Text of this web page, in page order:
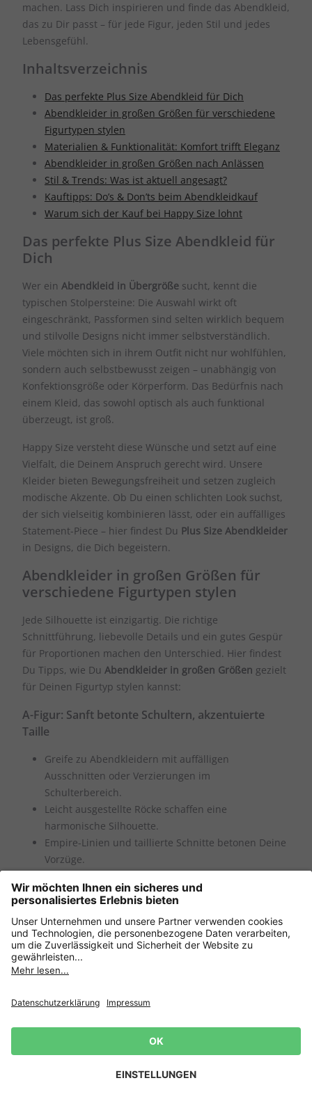
machen. Lass Dich inspirieren und finde das Abendkleid,
das zu Dir passt – für jede Figur, jeden Stil und jedes
Lebensgefühl.
Inhaltsverzeichnis
Das perfekte Plus Size Abendkleid für Dich
Abendkleider in großen Größen für verschiedene
Figurtypen stylen
Materialien & Funktionalität: Komfort trifft Eleganz
Abendkleider in großen Größen nach Anlässen
Stil & Trends: Was ist aktuell angesagt?
Kauftipps: Do’s & Don’ts beim Abendkleidkauf
Warum sich der Kauf bei Happy Size lohnt
Das perfekte Plus Size Abendkleid für
Dich
Wer ein Abendkleid in Übergröße sucht, kennt die
typischen Stolpersteine: Die Auswahl wirkt oft
eingeschränkt, Passformen sind selten wirklich bequem
und stilvolle Designs nicht immer selbstverständlich.
Viele möchten sich in ihrem Outfit nicht nur wohlfühlen,
sondern auch selbstbewusst zeigen – unabhängig von
Konfektionsgröße oder Körperform. Das Bedürfnis nach
einem Kleid, das sowohl optisch als auch funktional
überzeugt, ist groß.
Happy Size versteht diese Wünsche und setzt auf eine
Vielfalt, die Deinem Anspruch gerecht wird. Unsere
Kleider bieten Bewegungsfreiheit und setzen zugleich
modische Akzente. Ob Du einen schlichten Look suchst,
der sich vielseitig kombinieren lässt, oder ein auffälliges
Statement-Piece – hier findest Du Plus Size Abendkleider
in Designs, die Dich begeistern.
Abendkleider in großen Größen für
verschiedene Figurtypen stylen
Jede Silhouette ist einzigartig. Die richtige
Schnittführung, liebevolle Details und ein gutes Gespür
für Proportionen machen den Unterschied. Hier findest
Du Tipps, wie Du Abendkleider in großen Größen gezielt
für Deinen Figurtyp stylen kannst:
A-Figur: Sanft betonte Schultern, akzentuierte
Taille
Greife zu Abendkleidern mit auffälligen
Ausschnitten oder Verzierungen im
Schulterbereich.
Leicht ausgestellte Röcke schaffen eine
harmonische Silhouette.
Empire-Linien und taillierte Schnitte betonen Deine
Vorzüge.
V-Figur: Fließende Stoffe für eine ausbalancierte
Linie
Wähle Kleider mit schlichten Oberteilen und
ausgestellten Röcken.
V-Ausschnitte und Wickeloptik strecken optisch.
Balance.
X-Figur: Die Taille inszenieren
Betone Deine Mitte mit taillierten Schnitten und
Newsletter
Jetzt
Zur Anmeldung